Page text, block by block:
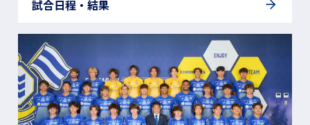
試合日程・結果